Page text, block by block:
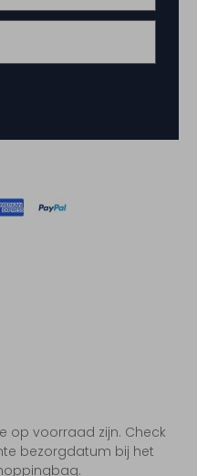
op voorraad zijn. Check
bezorgdatum bij het